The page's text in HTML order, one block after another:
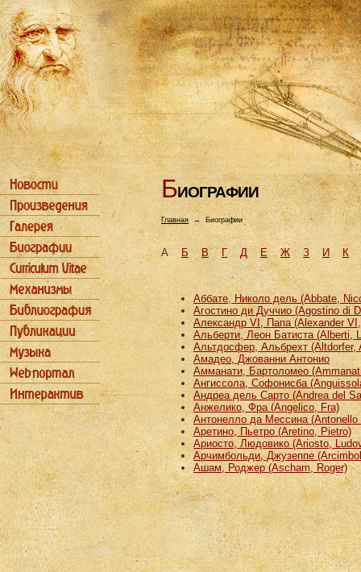
БИОГРАФИИ
Главная→ Биографии
АБ В Г Д Е Ж З И К
Аббате, Николо дель (Abbate,
Агостино ди Дуччио (Agostino di
Александр VI, Папа (Alexander
Альберти, Леон Батиста (Alberti,
Альтдосфер, Альбрехт (Altdorfer,
Амадео, Джованни Антонио
Амманати, Бартоломео
Ангиссола, Софонисба
Андреа дель Сарто (Andrea del
Анжелико, Фра (Angelico, Fra)
Антонелло да Мессина (Antonello
Аретино, Пьетро (Aretino, Pietro)
Ариосто, Людовико (Ariosto,
Арчимбольди, Джузеппе
Ашам, Роджер (Ascham, Roger)